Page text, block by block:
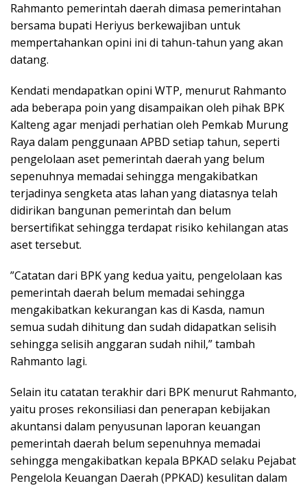
Rahmanto pemerintah daerah dimasa pemerintahan
bersama bupati Heriyus berkewajiban untuk
mempertahankan opini ini di tahun-tahun yang akan
datang.
Kendati mendapatkan opini WTP, menurut Rahmanto
ada beberapa poin yang disampaikan oleh pihak BPK
Kalteng agar menjadi perhatian oleh Pemkab Murung
Raya dalam penggunaan APBD setiap tahun, seperti
pengelolaan aset pemerintah daerah yang belum
sepenuhnya memadai sehingga mengakibatkan
terjadinya sengketa atas lahan yang diatasnya telah
didirikan bangunan pemerintah dan belum
bersertifikat sehingga terdapat risiko kehilangan atas
aset tersebut.
”Catatan dari BPK yang kedua yaitu, pengelolaan kas
pemerintah daerah belum memadai sehingga
mengakibatkan kekurangan kas di Kasda, namun
semua sudah dihitung dan sudah didapatkan selisih
sehingga selisih anggaran sudah nihil,” tambah
Rahmanto lagi.
Selain itu catatan terakhir dari BPK menurut Rahmanto,
yaitu proses rekonsiliasi dan penerapan kebijakan
akuntansi dalam penyusunan laporan keuangan
pemerintah daerah belum sepenuhnya memadai
sehingga mengakibatkan kepala BPKAD selaku Pejabat
Pengelola Keuangan Daerah (PPKAD) kesulitan dalam